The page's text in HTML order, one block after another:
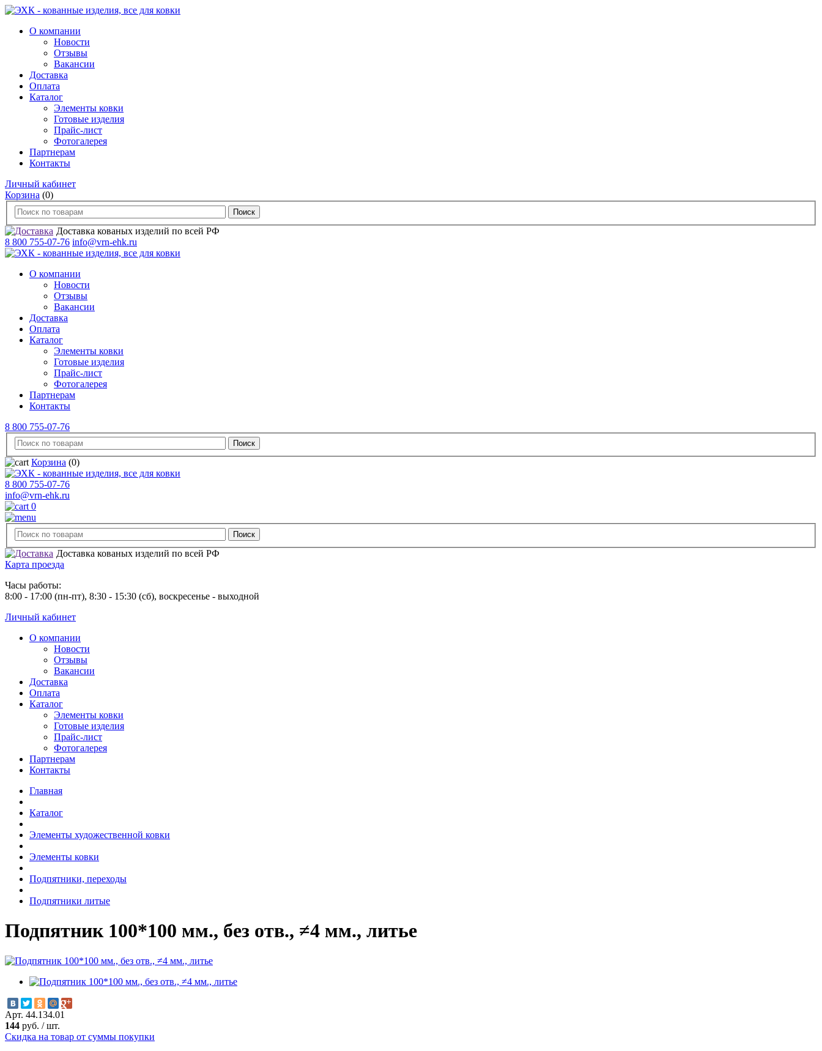
О компании
Новости
Отзывы
Вакансии
Доставка
Оплата
Каталог
Элементы ковки
Готовые изделия
Прайс-лист
Фотогалерея
Партнерам
Контакты
Личный кабинет
Корзина (0)
Доставка кованых изделий по всей РФ
8 800 755-07-76 info@vrn-ehk.ru
О компании
Новости
Отзывы
Вакансии
Доставка
Оплата
Каталог
Элементы ковки
Готовые изделия
Прайс-лист
Фотогалерея
Партнерам
Контакты
8 800 755-07-76
Корзина (0)
8 800 755-07-76
info@vrn-ehk.ru
0
Доставка кованых изделий по всей РФ
Карта проезда
Часы работы:
8:00 - 17:00 (пн-пт), 8:30 - 15:30 (сб), воскресенье - выходной
Личный кабинет
О компании
Новости
Отзывы
Вакансии
Доставка
Оплата
Каталог
Элементы ковки
Готовые изделия
Прайс-лист
Фотогалерея
Партнерам
Контакты
Главная
Каталог
Элементы художественной ковки
Элементы ковки
Подпятники, переходы
Подпятники литые
Подпятник 100*100 мм., без отв., ≠4 мм., литье
Арт. 44.134.01
144 руб. /шт.
Скидка на товар от суммы покупки